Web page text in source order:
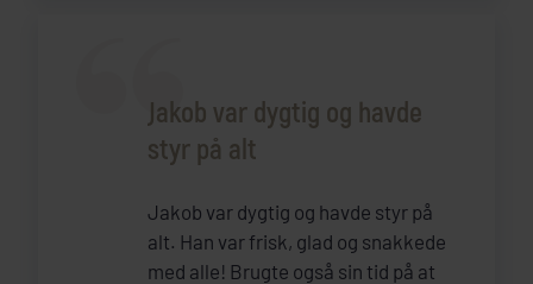
Jakob var dygtig og havde
styr på alt
Jakob var dygtig og havde styr på
alt. Han var frisk, glad og snakkede
med alle! Brugte også sin tid på at